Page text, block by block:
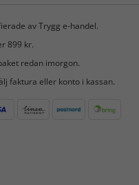
av Trygg e-handel.
899 kr.
redan imorgon.
faktura eller konto i kassan.